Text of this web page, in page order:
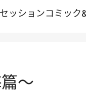
ッションコミック
～